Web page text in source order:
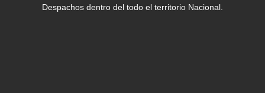
Despachos dentro del todo el territorio Nacional.